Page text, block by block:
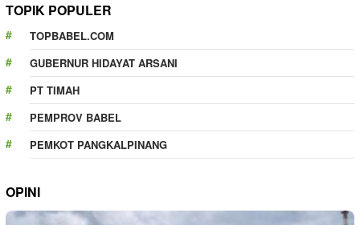
TOPIK POPULER
TOPBABEL.COM
GUBERNUR HIDAYAT ARSANI
PT TIMAH
PEMPROV BABEL
PEMKOT PANGKALPINANG
OPINI